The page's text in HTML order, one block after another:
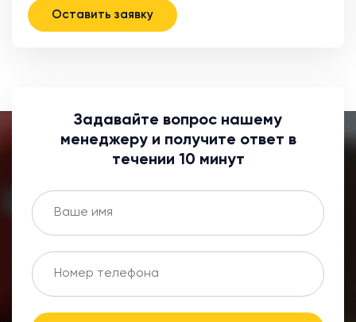
Оставить заявку
Задавайте вопрос нашему
менеджеру и получите ответ в
течении 10 минут